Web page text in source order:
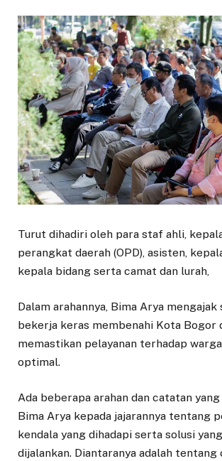
Turut dihadiri oleh para staf ahli,
perangkat daerah (OPD), asisten,
kepala bidang serta camat dan lurah,
Dalam arahannya, Bima Arya mengajak
bekerja keras membenahi Kota Bogor
memastikan pelayanan terhadap
optimal.
Ada beberapa arahan dan catatan
Bima Arya kepada jajarannya tentang
kendala yang dihadapi serta solusi
dijalankan. Diantaranya adalah tentang